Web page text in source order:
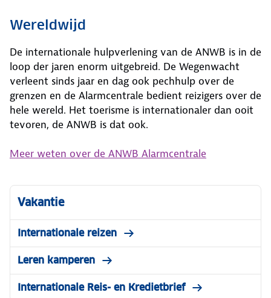
Wereldwijd
De internationale hulpverlening van de ANWB is in de
loop der jaren enorm uitgebreid. De Wegenwacht
verleent sinds jaar en dag ook pechhulp over de
grenzen en de Alarmcentrale bedient reizigers over de
hele wereld. Het toerisme is internationaler dan ooit
tevoren, de ANWB is dat ook.
Meer weten over de ANWB Alarmcentrale
Vakantie
Internationale reizen
Leren kamperen
Internationale Reis- en Kredietbrief